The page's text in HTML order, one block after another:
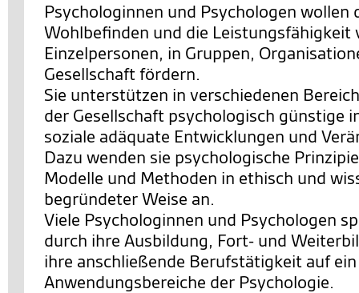
Psychologinnen und Psychologen wollen
Wohlbefinden und die Leistungsfähigkeit
Einzelpersonen, in Gruppen,
Gesellschaft fördern.
Sie unterstützen in verschiedenen
der Gesellschaft psychologisch günstige
soziale adäquate Entwicklungen und
Dazu wenden sie psychologische
Modelle und Methoden in ethisch und
begründeter Weise an.
Viele Psychologinnen und Psychologen
durch ihre Ausbildung, Fort- und
ihre anschließende Berufstätigkeit auf
Anwendungsbereiche der Psychologie.